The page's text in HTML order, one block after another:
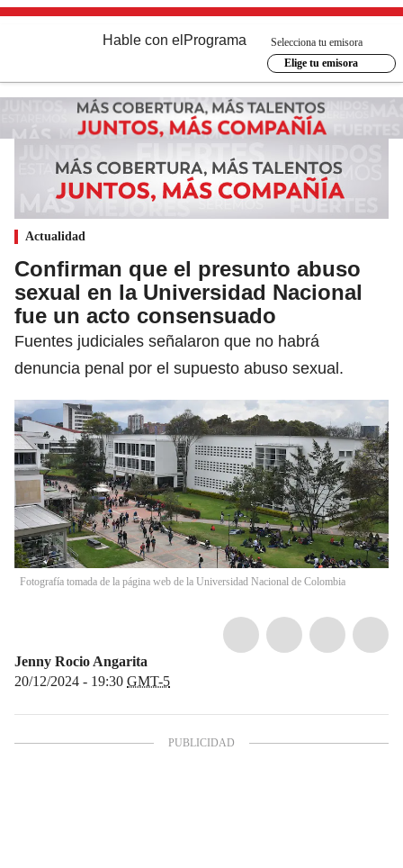
Hable con el Programa
Selecciona tu emisora
Elige tu emisora
Actualidad
Confirman que el presunto abuso
sexual en la Universidad Nacional
fue un acto consensuado
Fuentes judiciales señalaron que no habrá
denuncia penal por el supuesto abuso sexual.
Fotografía tomada de la página web de la Universidad Nacional de Colombia
Jenny Rocio Angarita
20/12/2024 - 19:30 GMT-5